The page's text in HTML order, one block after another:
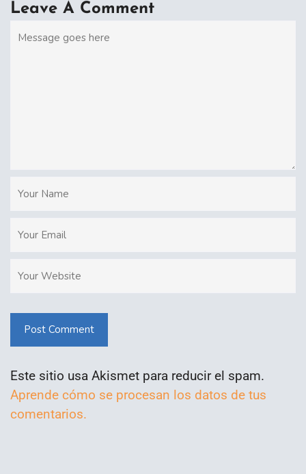
Leave A Comment
Post Comment
Este sitio usa Akismet para reducir el spam.
Aprende cómo se procesan los datos de tus
comentarios.